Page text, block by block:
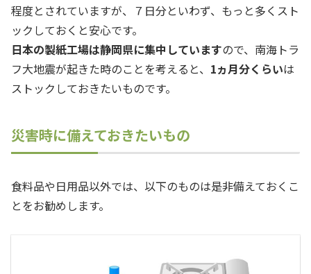
程度とされていますが、７日分といわず、もっと多くスト
ックしておくと安心です。
日本の製紙工場は静岡県に集中していますので、南海トラ
フ大地震が起きた時のことを考えると、 1ヵ月分くらいは
ストックしておきたいものです。
災害時に備えておきたいもの
食料品や日用品以外では、以下のものは是非備えておくこ
とをお勧めします。